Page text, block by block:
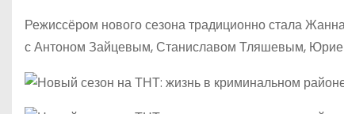
Режиссёром нового сезона традиционно стала
с Антоном Зайцевым, Станиславом Тляшевым,